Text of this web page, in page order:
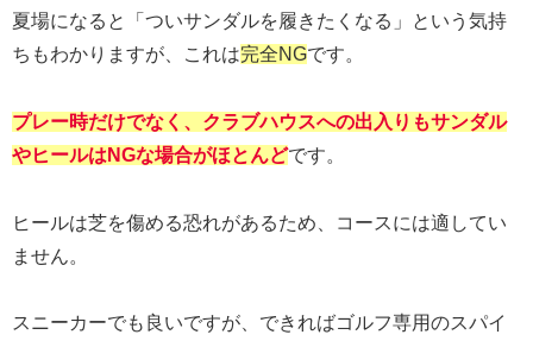
夏場になると「ついサンダルを履きたくなる」という気持
ちもわかりますが、これは完全NGです。
プレー時だけでなく、クラブハウスへの出入りもサンダル
やヒールはNGな場合がほとんどです。
ヒールは芝を傷める恐れがあるため、コースには適してい
ません。
スニーカーでも良いですが、できればゴルフ専用のスパイ